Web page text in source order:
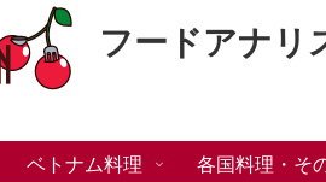
フードアナリ
ベトナム料理 各国料理・そ